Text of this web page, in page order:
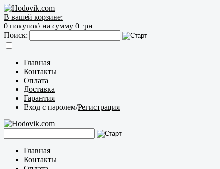
В вашей корзине:
0 покупок\ на сумму 0 грн.
Поиск:
Главная
Контакты
Оплата
Доставка
Гарантия
Вход с паролем/Регистрация
Главная
Контакты